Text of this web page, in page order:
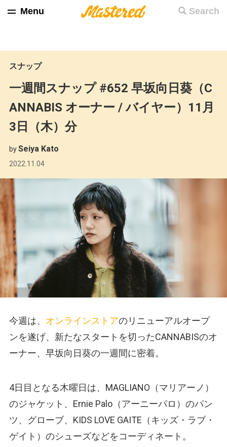
Search
Menu
スナップ
一週間スナップ #652 早坂向日葵（C
ANNABIS オーナー / バイヤー）11月
3日（木）分
bySeiya Kato
2022.11.04
今週は、 オンラインストアのリニューアルオープ
ンを遂げ、新たなスタートを切ったCANNABISのオ
ーナー、早坂向日葵の一週間に密着。
4日目となる木曜日は、MAGLIANO（マリアーノ）
のジャケット、Ernie Palo（アーニーパロ）のパン
ツ、グローブ、KIDS LOVE GAITE（キッズ・ラブ・
ゲイト）のシューズなどをコーディネート。